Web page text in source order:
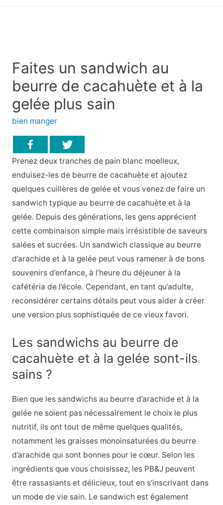
Faites un sandwich au
beurre de cacahuète et à la
gelée plus sain
bien manger
Prenez deux tranches de pain blanc moelleux,
enduisez-les de beurre de cacahuète et ajoutez
quelques cuillères de gelée et vous venez de faire un
sandwich typique au beurre de cacahuète et à la
gelée. Depuis des générations, les gens apprécient
cette combinaison simple mais irrésistible de saveurs
salées et sucrées. Un sandwich classique au beurre
d’arachide et à la gelée peut vous ramener à de bons
souvenirs d’enfance, à l’heure du déjeuner à la
cafétéria de l’école. Cependant, en tant qu’adulte,
reconsidérer certains détails peut vous aider à créer
une version plus sophistiquée de ce vieux favori.
Les sandwichs au beurre de
cacahuète et à la gelée sont-ils
sains ?
Bien que les sandwichs au beurre d’arachide et à la
gelée ne soient pas nécessairement le choix le plus
nutritif, ils ont tout de même quelques qualités,
notamment les graisses monoinsaturées du beurre
d’arachide qui sont bonnes pour le cœur. Selon les
ingrédients que vous choisissez, les PB&J peuvent
être rassasiants et délicieux, tout en s’inscrivant dans
un mode de vie sain. Le sandwich est également